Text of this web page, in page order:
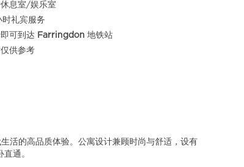
息室/娱乐室
时礼宾服务
可到达 Farringdon 地铁站
供参考
活的高品质体验。公寓设计兼顾时尚与舒适，设有
通。